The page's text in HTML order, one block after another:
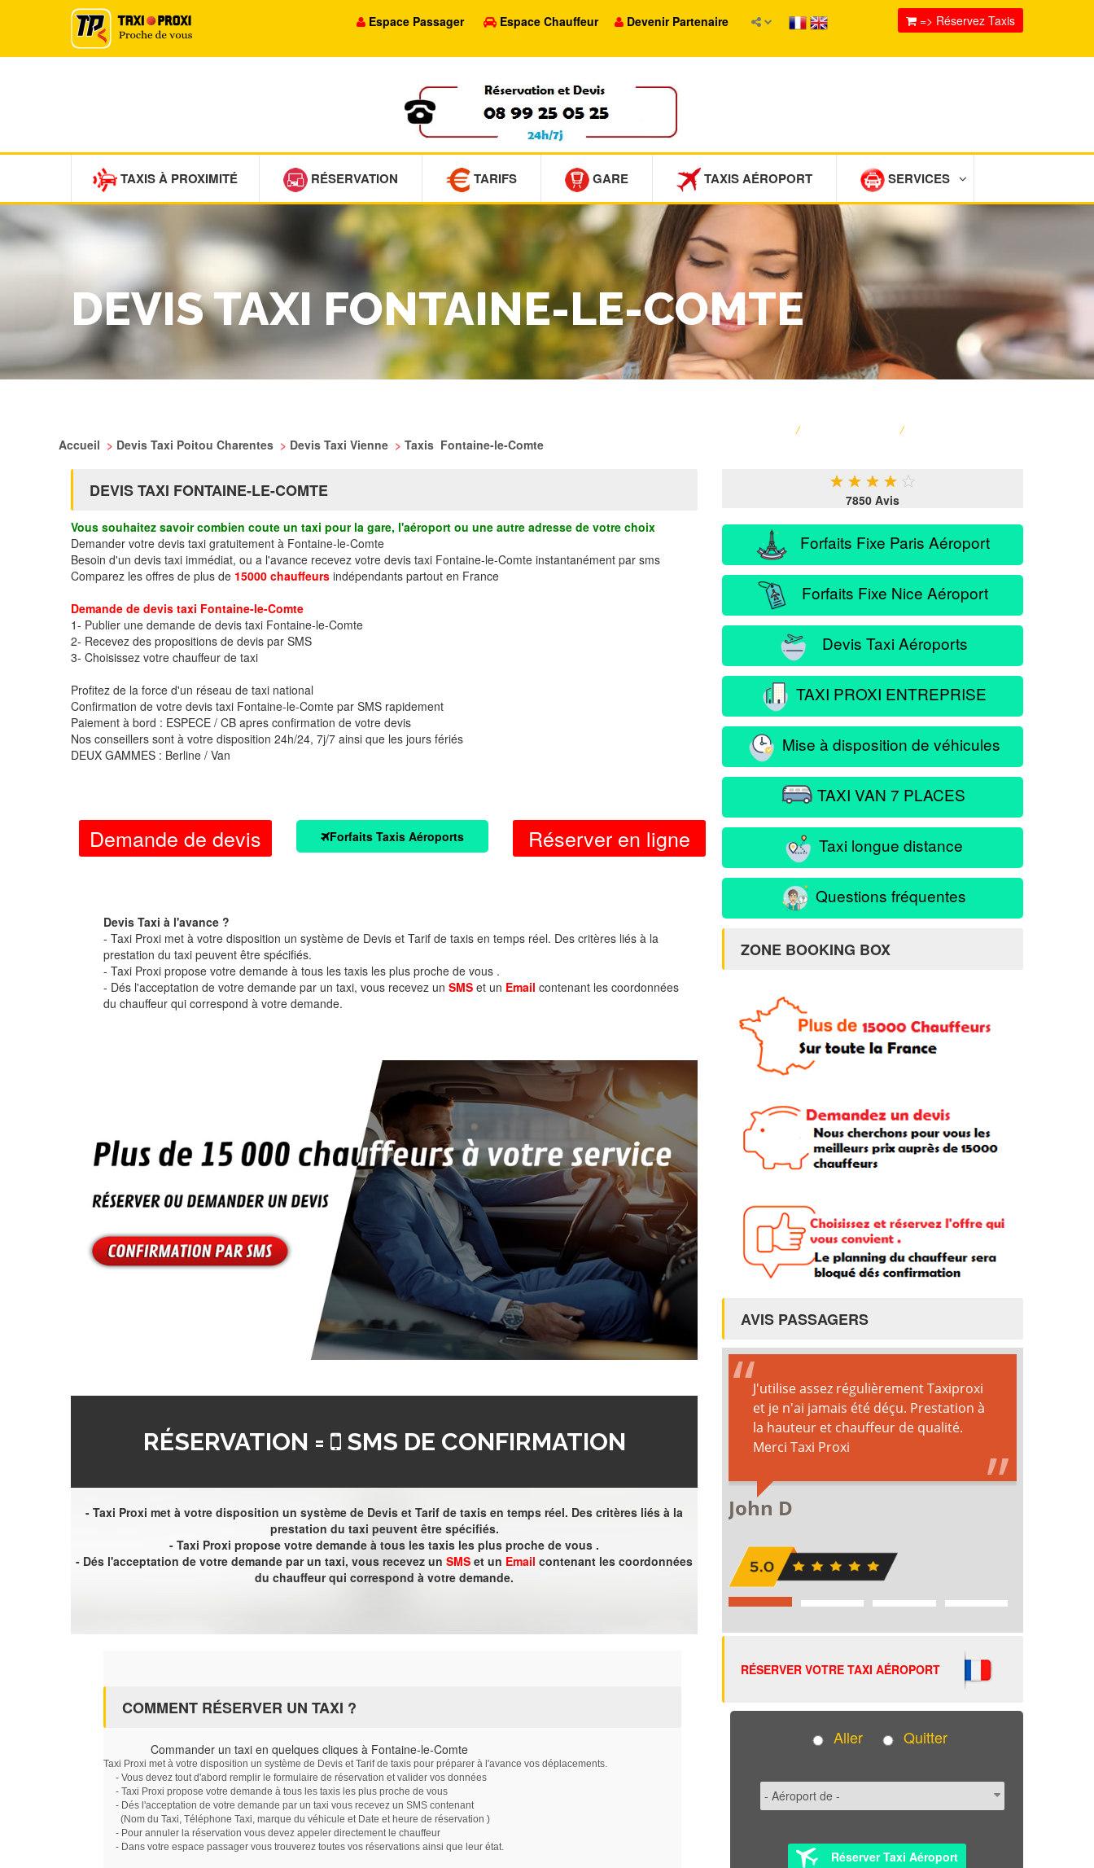
Espace Passager Espace Chauffeur Devenir Partenaire => Réservez Taxis
TAXIS À PROXIMITÉ RÉSERVATION TARIFS GARE TAXIS AÉROPORT SERVICES
DEVIS TAXI FONTAINE-LE-COMTE
/ /
Accueil > Devis Taxi Poitou Charentes > Devis Taxi Vienne > Taxis Fontaine-le-Comte
DEVIS TAXI FONTAINE-LE-COMTE
Vous souhaitez savoir combien coute un taxi pour la gare, l'aéroport ou une autre adresse de votre choix
Demander votre devis taxi gratuitement à Fontaine-le-Comte
Besoin d'un devis taxi immédiat, ou a l'avance recevez votre devis taxi Fontaine-le-Comte instantanément par sms
Comparez les offres de plus de 15000 chauffeurs indépendants partout en France
Demande de devis taxi Fontaine-le-Comte
1- Publier une demande de devis taxi Fontaine-le-Comte
2- Recevez des propositions de devis par SMS
3- Choisissez votre chauffeur de taxi
Profitez de la force d'un réseau de taxi national
Confirmation de votre devis taxi Fontaine-le-Comte par SMS rapidement
Paiement à bord : ESPECE / CB apres confirmation de votre devis
Nos conseillers sont à votre disposition 24h/24, 7j/7 ainsi que les jours fériés
DEUX GAMMES : Berline / Van
Demande de devis Forfaits Taxis Aéroports Réserver en ligne
Devis Taxi à l'avance ?
- Taxi Proxi met à votre disposition un système de Devis et Tarif de taxis en temps réel. Des critères liés à la
prestation du taxi peuvent être spécifiés.
- Taxi Proxi propose votre demande à tous les taxis les plus proche de vous .
- Dés l'acceptation de votre demande par un taxi, vous recevez un SMS et un Email contenant les coordonnées
du chauffeur qui correspond à votre demande.
RÉSERVATION = SMS DE CONFIRMATION
- Taxi Proxi met à votre disposition un système de Devis et Tarif de taxis en temps réel. Des critères liés à la
prestation du taxi peuvent être spécifiés.
- Taxi Proxi propose votre demande à tous les taxis les plus proche de vous .
- Dés l'acceptation de votre demande par un taxi, vous recevez un SMS et un Email contenant les coordonnées
du chauffeur qui correspond à votre demande.
COMMENT RÉSERVER UN TAXI ?
Commander un taxi en quelques cliques à Fontaine-le-Comte
Taxi Proxi met à votre disposition un système de Devis et Tarif de taxis pour préparer à l'avance vos déplacements.
- Vous devez tout d'abord remplir le formulaire de réservation et valider vos données
- Taxi Proxi propose votre demande à tous les taxis les plus proche de vous
- Dés l'acceptation de votre demande par un taxi vous recevez un SMS contenant
(Nom du Taxi, Téléphone Taxi, marque du véhicule et Date et heure de réservation )
- Pour annuler la réservation vous devez appeler directement le chauffeur
- Dans votre espace passager vous trouverez toutes vos réservations ainsi que leur état.
★ ★ ★ ★ ★
7850 Avis
Forfaits Fixe Paris Aéroport
Forfaits Fixe Nice Aéroport
Devis Taxi Aéroports
TAXI PROXI ENTREPRISE
Mise à disposition de véhicules
TAXI VAN 7 PLACES
Taxi longue distance
Questions fréquentes
ZONE BOOKING BOX
AVIS PASSAGERS
RÉSERVER VOTRE TAXI AÉROPORT
Aller Quitter
Réserver Taxi Aéroport